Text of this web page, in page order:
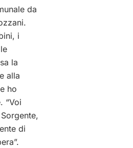
da
i
la
alla
ho
“Voi
di